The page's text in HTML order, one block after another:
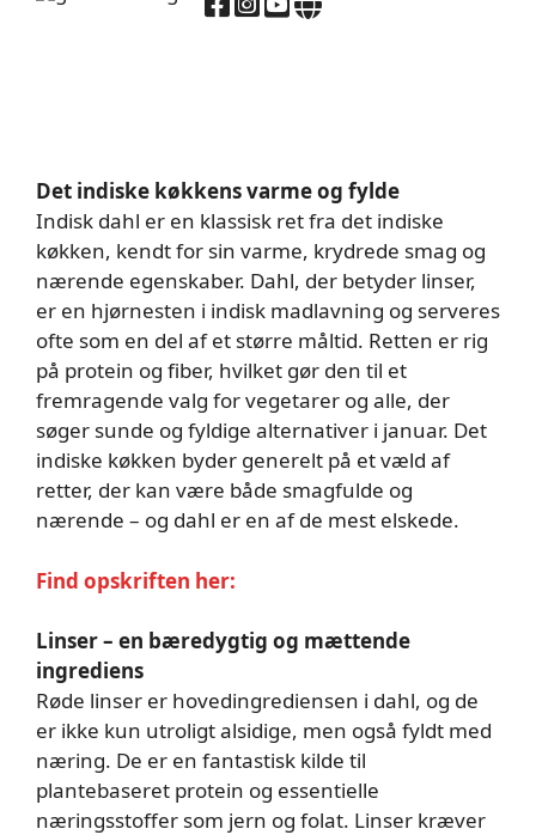
Det indiske køkkens varme og fylde
Indisk dahl er en klassisk ret fra det indiske
køkken, kendt for sin varme, krydrede smag og
nærende egenskaber. Dahl, der betyder linser,
er en hjørnesten i indisk madlavning og serveres
ofte som en del af et større måltid. Retten er rig
på protein og fiber, hvilket gør den til et
fremragende valg for vegetarer og alle, der
søger sunde og fyldige alternativer i januar. Det
indiske køkken byder generelt på et væld af
retter, der kan være både smagfulde og
nærende – og dahl er en af de mest elskede.
Find opskriften her:
Linser – en bæredygtig og mættende
ingrediens
Røde linser er hovedingrediensen i dahl, og de
er ikke kun utroligt alsidige, men også fyldt med
næring. De er en fantastisk kilde til
plantebaseret protein og essentielle
næringsstoffer som jern og folat. Linser kræver